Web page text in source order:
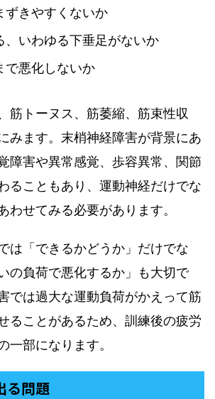
ずきやすくないか
、いわゆる下垂足がないか
で悪化しないか
筋トーヌス、筋萎縮、筋束性収
みます。末梢神経障害が背景にあ
障害や異常感覚、歩容異常、関節
ることもあり、運動神経だけでな
わせてみる必要があります。
は「できるかどうか」だけでな
の負荷で悪化するか」も大切で
では過大な運動負荷がかえって筋
ることがあるため、訓練後の疲労
一部になります。
る問題